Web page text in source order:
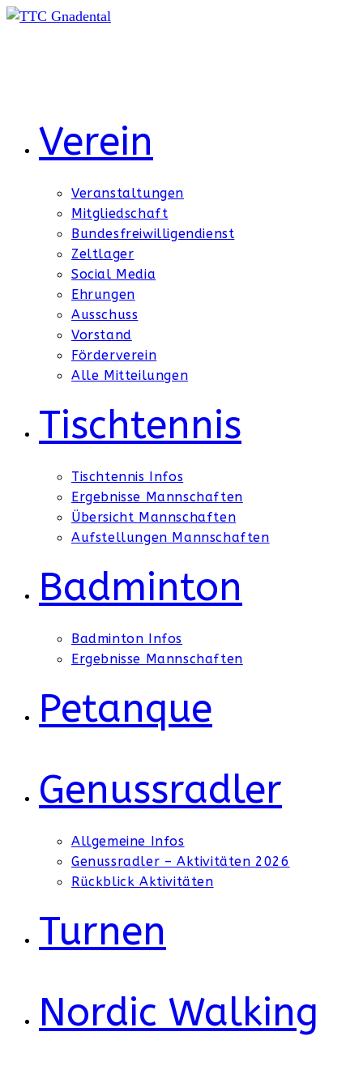
Zum
Verein
Veranstaltungen
Mitgliedschaft
Bundesfreiwilligendienst
Zeltlager
Social Media
Ehrungen
Ausschuss
Vorstand
Förderverein
Alle Mitteilungen
Tischtennis
Tischtennis Infos
Ergebnisse Mannschaften
Übersicht Mannschaften
Aufstellungen Mannschaften
Badminton
Badminton Infos
Ergebnisse Mannschaften
Petanque
Genussradler
Allgemeine Infos
Genussradler – Aktivitäten 2026
Rückblick Aktivitäten
Turnen
Nordic Walking